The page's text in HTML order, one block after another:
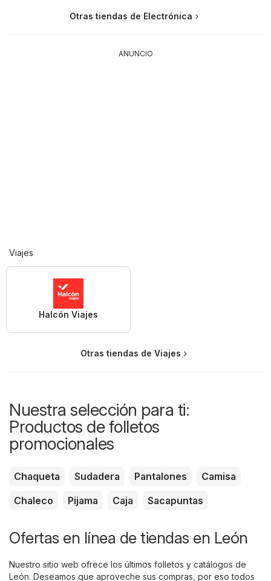
Otras tiendas de Electrónica
ANUNCIO
Viajes
Halcón Viajes
Otras tiendas de Viajes
Nuestra selección para ti:
Productos de folletos
promocionales
Chaqueta Sudadera Pantalones
Camisa
Chaleco
Pijama Caja Sacapuntas
Ofertas en línea de tiendas en León
Nuestro sitio web ofrece los últimos folletos y catálogos de
León. Deseamos que aproveche sus compras, por eso todos